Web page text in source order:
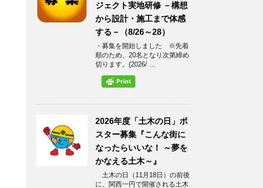
ジェクト実地研修 －構想
から設計・施工まで体感
する－（8/26～28）
・募集を開始しました ※先着
順のため、20名となり次第締め
切ります。(2026/ ...
2026年度「土木の日」ポ
スター募集『こんな街に
なったらいいな！ ～夢を
かなえる土木～』
土木の日（11月18日）の前後
に、関西一円で開催される土木